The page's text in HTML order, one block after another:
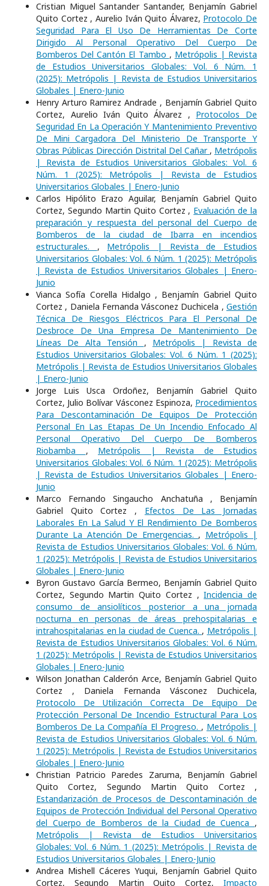
Cristian Miguel Santander Santander, Benjamín Gabriel
Quito Cortez , Aurelio Iván Quito Álvarez, Protocolo De
Seguridad Para El Uso De Herramientas De Corte
Dirigido Al Personal Operativo Del Cuerpo De
Bomberos Del Cantón El Tambo , Metrópolis | Revista
de Estudios Universitarios Globales: Vol. 6 Núm. 1
(2025): Metrópolis | Revista de Estudios Universitarios
Globales | Enero-Junio
Henry Arturo Ramirez Andrade , Benjamín Gabriel Quito
Cortez, Aurelio Iván Quito Álvarez , Protocolos De
Seguridad En La Operación Y Mantenimiento Preventivo
De Mini Cargadora Del Ministerio De Transporte Y
Obras Públicas Dirección Distrital Del Cañar , Metrópolis
| Revista de Estudios Universitarios Globales: Vol. 6
Núm. 1 (2025): Metrópolis | Revista de Estudios
Universitarios Globales | Enero-Junio
Carlos Hipólito Erazo Aguilar, Benjamín Gabriel Quito
Cortez, Segundo Martin Quito Cortez , Evaluación de la
preparación y respuesta del personal del Cuerpo de
Bomberos de la ciudad de Ibarra en incendios
estructurales. , Metrópolis | Revista de Estudios
Universitarios Globales: Vol. 6 Núm. 1 (2025): Metrópolis
| Revista de Estudios Universitarios Globales | Enero-
Junio
Vianca Sofía Corella Hidalgo , Benjamín Gabriel Quito
Cortez , Daniela Fernanda Vásconez Duchicela , Gestión
Técnica De Riesgos Eléctricos Para El Personal De
Desbroce De Una Empresa De Mantenimiento De
Líneas De Alta Tensión , Metrópolis | Revista de
Estudios Universitarios Globales: Vol. 6 Núm. 1 (2025):
Metrópolis | Revista de Estudios Universitarios Globales
| Enero-Junio
Jorge Luis Usca Ordoñez, Benjamín Gabriel Quito
Cortez, Julio Bolívar Vásconez Espinoza, Procedimientos
Para Descontaminación De Equipos De Protección
Personal En Las Etapas De Un Incendio Enfocado Al
Personal Operativo Del Cuerpo De Bomberos
Riobamba , Metrópolis | Revista de Estudios
Universitarios Globales: Vol. 6 Núm. 1 (2025): Metrópolis
| Revista de Estudios Universitarios Globales | Enero-
Junio
Marco Fernando Singaucho Anchatuña , Benjamín
Gabriel Quito Cortez , Efectos De Las Jornadas
Laborales En La Salud Y El Rendimiento De Bomberos
Durante La Atención De Emergencias. , Metrópolis |
Revista de Estudios Universitarios Globales: Vol. 6 Núm.
1 (2025): Metrópolis | Revista de Estudios Universitarios
Globales | Enero-Junio
Byron Gustavo García Bermeo, Benjamín Gabriel Quito
Cortez, Segundo Martin Quito Cortez ,Incidencia de
consumo de ansiolíticos posterior a una jornada
nocturna en personas de áreas prehospitalarias e
intrahospitalarias en la ciudad de Cuenca. , Metrópolis |
Revista de Estudios Universitarios Globales: Vol. 6 Núm.
1 (2025): Metrópolis | Revista de Estudios Universitarios
Globales | Enero-Junio
Wilson Jonathan Calderón Arce, Benjamín Gabriel Quito
Cortez , Daniela Fernanda Vásconez Duchicela,
Protocolo De Utilización Correcta De Equipo De
Protección Personal De Incendio Estructural Para Los
Bomberos De La Compañía El Progreso. , Metrópolis |
Revista de Estudios Universitarios Globales: Vol. 6 Núm.
1 (2025): Metrópolis | Revista de Estudios Universitarios
Globales | Enero-Junio
Christian Patricio Paredes Zaruma, Benjamín Gabriel
Quito Cortez, Segundo Martin Quito Cortez ,
Estandarización de Procesos de Descontaminación de
Equipos de Protección Individual del Personal Operativo
del Cuerpo de Bomberos de la Ciudad de Cuenca ,
Metrópolis | Revista de Estudios Universitarios
Globales: Vol. 6 Núm. 1 (2025): Metrópolis | Revista de
Estudios Universitarios Globales | Enero-Junio
Andrea Mishell Cáceres Yuqui, Benjamín Gabriel Quito
Cortez, Segundo Martin Quito Cortez, Impacto